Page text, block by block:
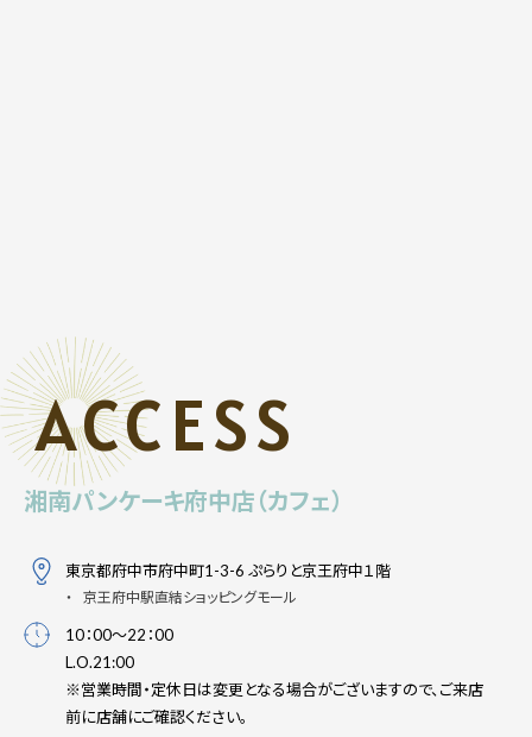
ACCESS
湘南パンケーキ府中店（カフェ）
東京都府中市府中町1-3-6 ぷらりと京王府中１階
京王府中駅直結ショッピングモール
10：00～22：00
L.O.21:00
※営業時間・定休日は変更となる場合がございますので、ご来店
前に店舗にご確認ください。